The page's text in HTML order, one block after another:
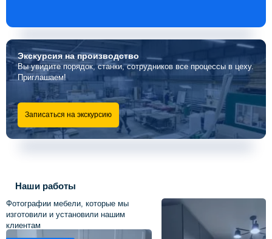
Экскурсияна производство
Вы увидите порядок, станки, сотрудников все процессы в цеху.
Приглашаем!
Записаться на экскурсию
Наши работы
Фотографии мебели, которые мы
изготовили и установили нашим
клиентам